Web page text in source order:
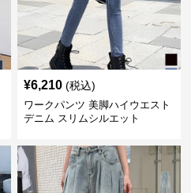
¥6,210 (税込)
ワークパンツ 美脚ハイウエスト
デニム スリムシルエット